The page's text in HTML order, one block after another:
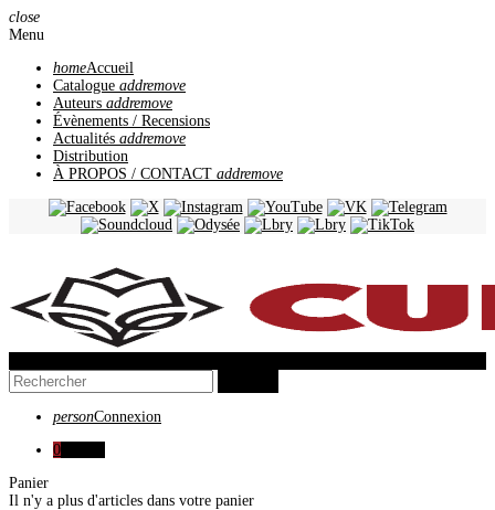
close
Menu
homeAccueil
Catalogue addremove
Auteurs addremove
Évènements / Recensions
Actualités addremove
Distribution
À PROPOS / CONTACT addremove
personConnexion
0
Panier
Il n'y a plus d'articles dans votre panier